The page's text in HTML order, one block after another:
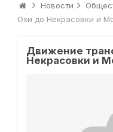
Новости
Охи до Некрасовки и
Движение
Некрасовки и